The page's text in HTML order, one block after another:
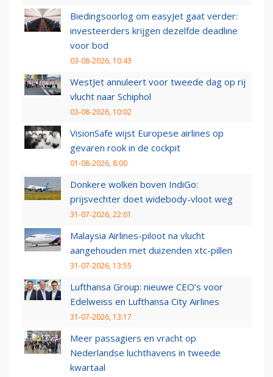
Biedingsoorlog om easyJet gaat verder:
investeerders krijgen dezelfde deadline
voor bod
03-08-2026, 10:43
WestJet annuleert voor tweede dag op rij
vlucht naar Schiphol
03-08-2026, 10:02
VisionSafe wijst Europese airlines op
gevaren rook in de cockpit
01-08-2026, 8:00
Donkere wolken boven IndiGo:
prijsvechter doet widebody-vloot weg
31-07-2026, 22:01
Malaysia Airlines-piloot na vlucht
aangehouden met duizenden xtc-pillen
31-07-2026, 13:55
Lufthansa Group: nieuwe CEO’s voor
Edelweiss en Lufthansa City Airlines
31-07-2026, 13:17
Meer passagiers en vracht op
Nederlandse luchthavens in tweede
kwartaal